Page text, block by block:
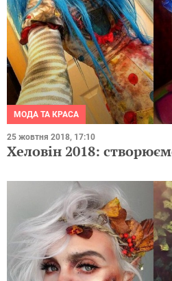
МОДА ТА КРАСА
25 жовтня 2018, 17:10
Хеловін 2018: